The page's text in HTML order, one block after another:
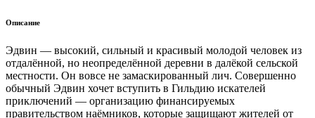
Описание
Эдвин — высокий, сильный и красивый молодой человек из
отдалённой, но неопределённой деревни в далёкой сельской
местности. Он вовсе не замаскированный лич. Совершенно
обычный Эдвин хочет вступить в Гильдию искателей
приключений — организацию финансируемых
правительством наёмников, которые защищают жителей от